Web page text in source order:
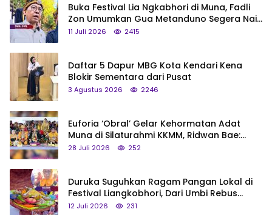
Buka Festival Lia Ngkabhori di Muna, Fadli
Zon Umumkan Gua Metanduno Segera Naik
Status Jadi Cagar Budaya Nasional
11 Juli 2026 2415
Daftar 5 Dapur MBG Kota Kendari Kena
Blokir Sementara dari Pusat
3 Agustus 2026 2246
Euforia ‘Obral’ Gelar Kehormatan Adat
Muna di Silaturahmi KKMM, Ridwan Bae:
Saya Bukan Tipe Begitu, Belum Pantas!
28 Juli 2026 252
Duruka Suguhkan Ragam Pangan Lokal di
Festival Liangkobhori, Dari Umbi Rebus
hingga Tumpeng Beras Muna
12 Juli 2026 231